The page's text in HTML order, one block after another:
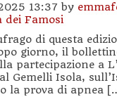
13:37 by
dei Famosi
di questa
giorno, il
partecipazione a
Gemelli Isola,
la prova di apnea